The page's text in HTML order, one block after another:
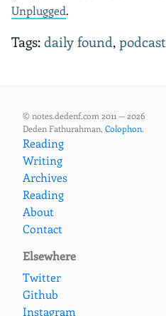
Unplugged.
Tags:daily found,podcast
© notes.dedenf.com 2011 — 2026
Deden Fathurahman, Colophon.
Reading
Writing
Archives
Reading
About
Contact
Elsewhere
Twitter
Github
Instagram